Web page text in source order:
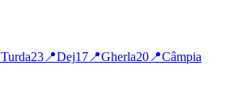
Turda23 📍Dej17 📍Gherla20 📍Câmpia